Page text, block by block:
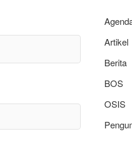
Artikel
Berita
BOS
OSIS